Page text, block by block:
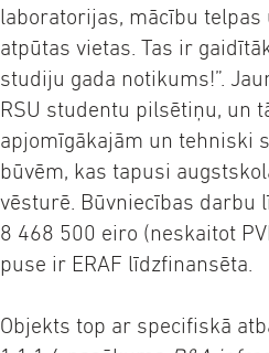
laboratorijas, mācību telpas
atpūtas vietas. Tas ir
studiju gada notikums!”.
RSU studentu pilsētiņu, un
apjomīgākajām un tehniski
būvēm, kas tapusi
vēsturē. Būvniecības darbu
8 468 500 eiro (neskaitot
puse ir ERAF līdzfinansēta.
Objekts top ar specifiskā